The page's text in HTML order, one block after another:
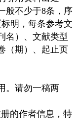
般不少于8条，序
明，每条参考文
名）、文献类型
（期）、起止页
。请勿一稿两
的作者信息，特